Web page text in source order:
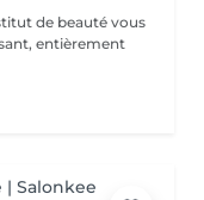
de beauté vous
entièrement